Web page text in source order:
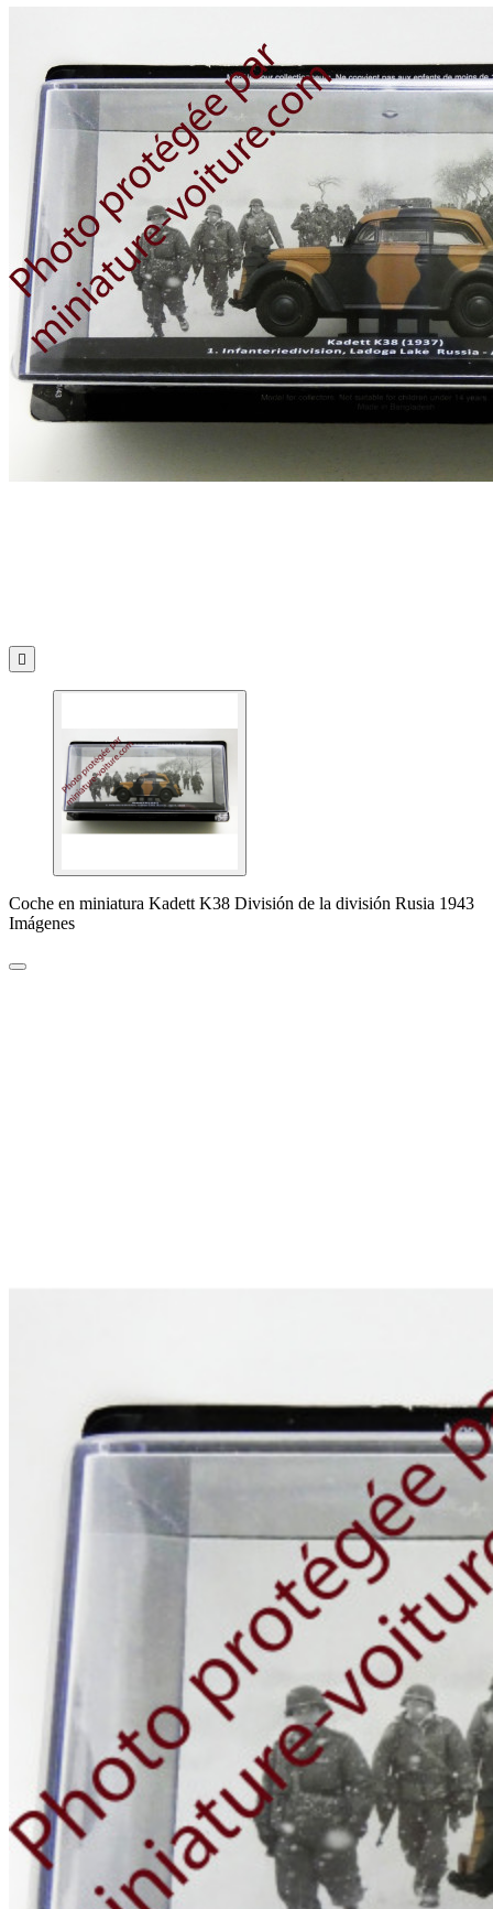

Coche en miniatura Kadett K38 División de la división Rusia 1943
Imágenes